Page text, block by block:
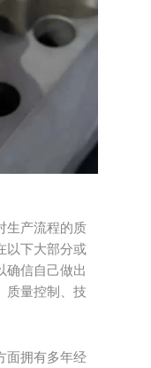
生产流程的质
以下大部分或
确信自己做出
质量控制、技
面拥有多年经